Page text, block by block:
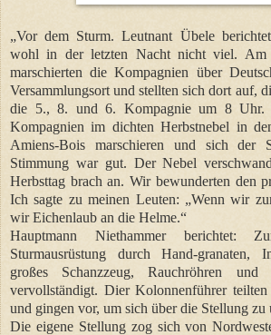
„Vor dem Sturm. Leutnant Übele
wohl in der letzten Nacht nicht viel. Am
marschierten die Kompagnien über
Versammlungsort und stellten sich dort auf,
die 5., 8. und 6. Kompagnie um 8 Uhr.
Kompagnien im dichten Herbstnebel in
Amiens-Bois marschieren und sich der
Stimmung war gut. Der Nebel
Herbsttag brach an. Wir bewunderten den
Ich sagte zu meinen Leuten: „Wenn wir
wir Eichenlaub an die Helme.“
Hauptmann Niethammer berichtet:
Sturmausrüstung durch Hand-granaten,
großes Schanzzeug, Rauchröhren und
vervollständigt. Dier Kolonnenführer
und gingen vor, um sich über die Stellung zu
Die eigene Stellung zog sich von